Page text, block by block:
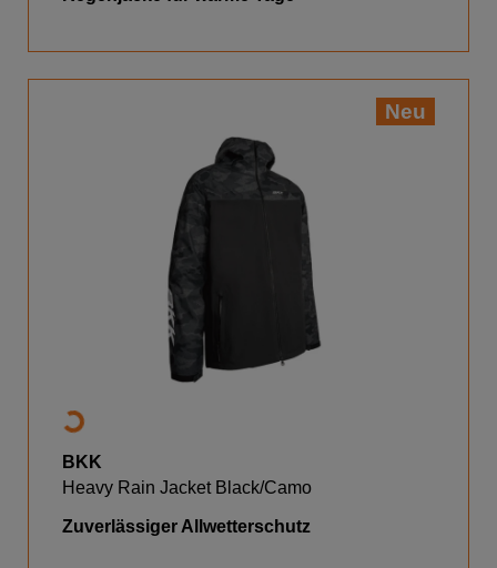
Neu
BKK
Heavy Rain Jacket Black/Camo
Zuverlässiger Allwetterschutz